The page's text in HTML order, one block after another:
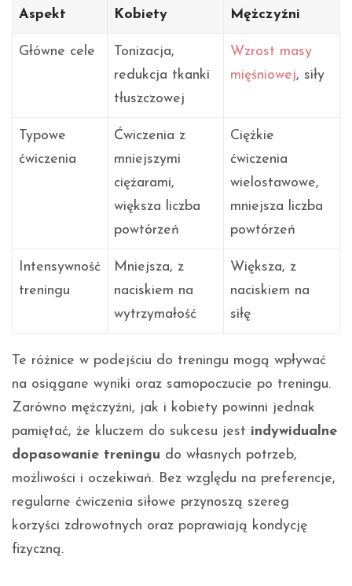
Aspekt Kobiety Mężczyźni
Główne cele
Tonizacja,
redukcja tkanki
tłuszczowej
Wzrost masy
mięśniowej, siły
Typowe
ćwiczenia
Ćwiczenia z
mniejszymi
ciężarami,
większa liczba
powtórzeń
Ciężkie
ćwiczenia
wielostawowe,
mniejsza liczba
powtórzeń
Intensywność
treningu
Mniejsza, z
naciskiem na
wytrzymałość
Większa, z
naciskiem na
siłę
Te różnice w podejściu do treningu mogą wpływać
na osiągane wyniki oraz samopoczucie po treningu.
Zarówno mężczyźni, jak i kobiety powinni jednak
pamiętać, że kluczem do sukcesu jest indywidualne
dopasowanie treningu do własnych potrzeb,
możliwości i oczekiwań. Bez względu na preferencje,
regularne ćwiczenia siłowe przynoszą szereg
korzyści zdrowotnych oraz poprawiają kondycję
fizyczną.